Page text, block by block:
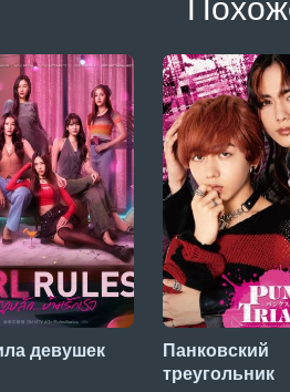
девушек
Панковский
треугольник